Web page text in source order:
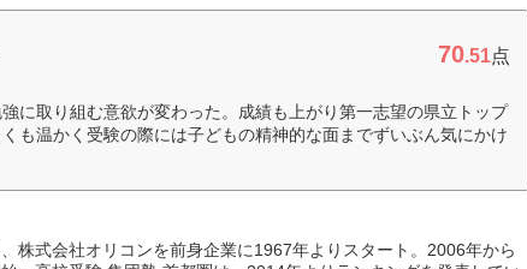
70.51点
に取り組む意欲が変わった。成績も上がり第一志望の県立トップ
も温かく受験の際には子どもの精神的な面までずいぶん気にかけ
株式会社オリコンを前身企業に1967年よりスタート。2006年から